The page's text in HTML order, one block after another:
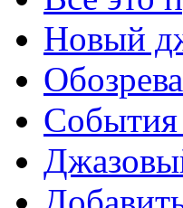
Новый
События